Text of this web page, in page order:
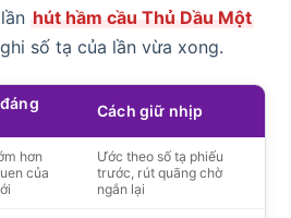
hút hầm cầu Thủ Dầu Một
số tạ của lần vừa xong.
Cách giữ nhịp
hơn
của
Ước theo số tạ phiếu
trước, rút quãng chờ
ngắn lại